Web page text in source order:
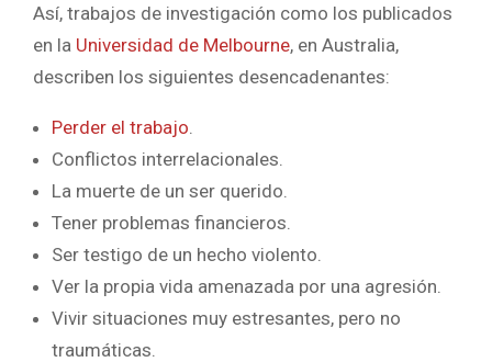
Así, trabajos de investigación como los publicados
en la Universidad de Melbourne, en Australia,
describen los siguientes desencadenantes:
Perder el trabajo
Conflictos interrelacionales.
La muerte de un ser querido.
Tener problemas financieros.
Ser testigo de un hecho violento.
Ver la propia vida amenazada por una agresión.
Vivir situaciones muy estresantes, pero no
traumáticas.